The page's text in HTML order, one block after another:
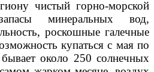
чистый горно-морской
минеральных вод,
роскошные галечные
купаться с мая по
около 250 солнечных